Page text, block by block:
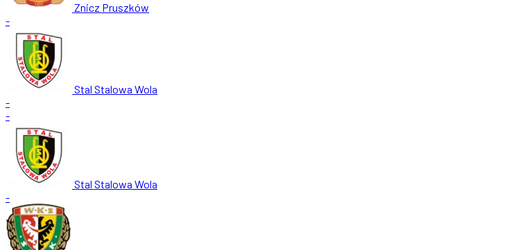
Znicz Pruszków
-
Stal Stalowa Wola
-
-
Stal Stalowa Wola
-